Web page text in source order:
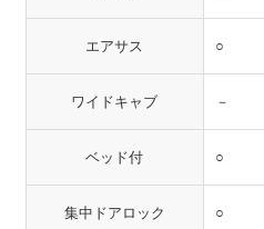
エアサス ○
ワイドキャブ －
ベッド付 ○
集中ドアロック ○